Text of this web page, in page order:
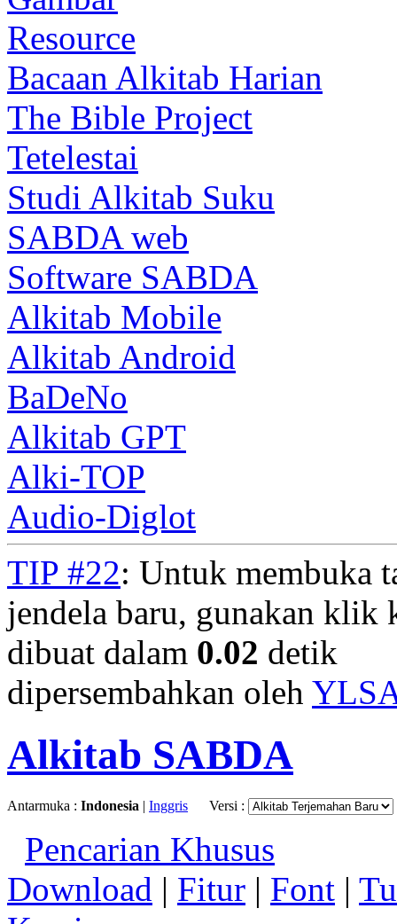
Resource
Bacaan Alkitab Harian
The Bible Project
Tetelestai
Studi Alkitab Suku
SABDA web
Software SABDA
Alkitab Mobile
Alkitab Android
BaDeNo
Alkitab GPT
Alki-TOP
Audio-Diglot
TIP #22: Untuk membuka
jendela baru, gunakan klik
dibuat dalam 0.02 detik
dipersembahkan oleh
Alkitab SABDA
Antarmuka : Indonesia | Inggris Versi :
Pencarian Khusus
Download | Fitur | Font |